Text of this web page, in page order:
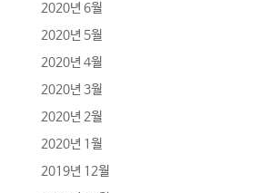
2020년 6월
2020년 5월
2020년 4월
2020년 3월
2020년 2월
2020년 1월
2019년 12월